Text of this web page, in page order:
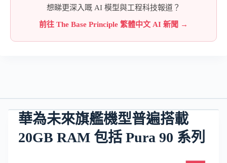
想睇更深入嘅 AI 模型與工程科技報道？
前往 The Base Principle 繁體中文 AI 新聞 →
華為未來旗艦機型普遍搭載
20GB RAM 包括 Pura 90 系列